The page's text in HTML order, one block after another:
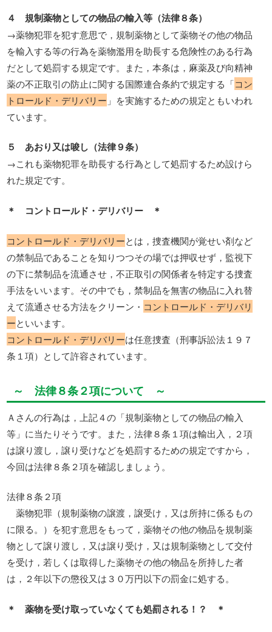
４ 規制薬物としての物品の輸入等（法律８条）
→薬物犯罪を犯す意思で，規制薬物として薬物その他の物品
を輸入する等の行為を薬物濫用を助長する危険性のある行為
だとして処罰する規定です。また，本条は，麻薬及び向精神
薬の不正取引の防止に関する国際連合条約で規定する「コン
トロールド・デリバリー 」を実施するための規定ともいわれ
ています。
５ あおり又は唆し（法律９条）
→これも薬物犯罪を助長する行為として処罰するため設けら
れた規定です。
＊ コントロールド・デリバリー ＊
コントロールド・デリバリーとは，捜査機関が覚せい剤など
の禁制品であることを知りつつその場では押収せず，監視下
の下に禁制品を流通させ，不正取引の関係者を特定する捜査
手法をいいます。その中でも，禁制品を無害の物品に入れ替
えて流通させる方法をクリーン・ コントロールド・デリバリ
ーといいます。
コントロールド・デリバリーは任意捜査（刑事訴訟法１９７
条１項）として許容されています。
～ 法律８条２項について ～
Ａさんの行為は，上記４の「規制薬物としての物品の輸入
等」に当たりそうです。また，法律８条１項は輸出入，２項
は譲り渡し，譲り受けなどを処罰するための規定ですから，
今回は法律８条２項を確認しましょう。
法律８条２項
薬物犯罪（規制薬物の譲渡，譲受け，又は所持に係るもの
に限る。）を犯す意思をもって，薬物その他の物品を規制薬
物として譲り渡し，又は譲り受け，又は規制薬物として交付
を受け，若しくは取得した薬物その他の物品を所持した者
は，２年以下の懲役又は３０万円以下の罰金に処する。
＊ 薬物を受け取っていなくても処罰される！？ ＊